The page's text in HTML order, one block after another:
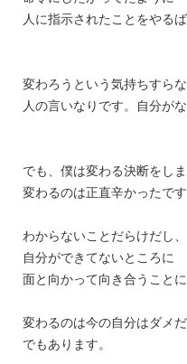
人に指示されたことをやる
変わろうという気持ちすらな
人の言いなりです。自分がな
でも、僕は変わる決断をしま
変わるのは正直辛かったです
わからないことだらけだし
自分ができてないところに
面と向かって向き合うことに
変わるのは今の自分はダメ
でもあります。